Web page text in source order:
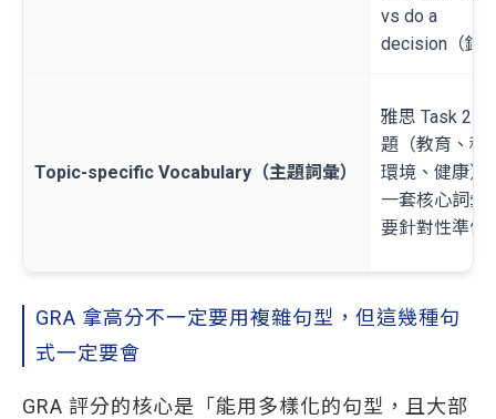
vs do a
decision（錯
Topic-specific Vocabulary（主題詞彙）
雅思 Task 2
題（教育、科
環境、健康）
一套核心詞彙
要針對性準備
GRA 拿高分不一定要用複雜句型，但這幾種句
式一定要會
GRA 評分的核心是「能用多樣化的句型，且大部